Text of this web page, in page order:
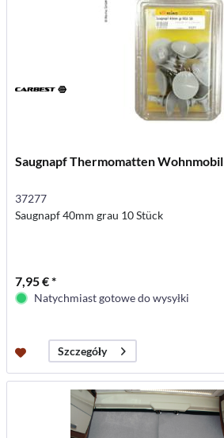
Saugnapf Thermomatten Wohnmobil
37277
Saugnapf 40mm grau 10 Stück
7,95 € *
Natychmiast gotowe do wysyłki
Szczegóły